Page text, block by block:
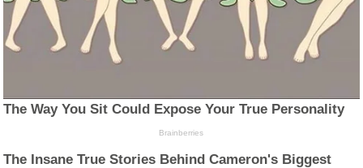
The Way You Sit Could Expose Your True Personality
Brainberries
The Insane True Stories Behind Cameron's Biggest